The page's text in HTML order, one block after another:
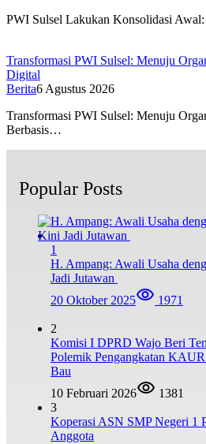
PWI Sulsel Lakukan Konsolidasi
Transformasi PWI Sulsel: Menuju
Digital
Berita6 Agustus 2026
Transformasi PWI Sulsel: Menuju
Berbasis…
Popular Posts
1
H. Ampang: Awali Usaha
Jadi Jutawan
20 Oktober 2025
1971
2
Komisi I DPRD Wajo Beri
Polemik Pengangkatan
Bau
10 Februari 2026
1381
3
Koperasi ASN SMP Negeri 1
Anggota